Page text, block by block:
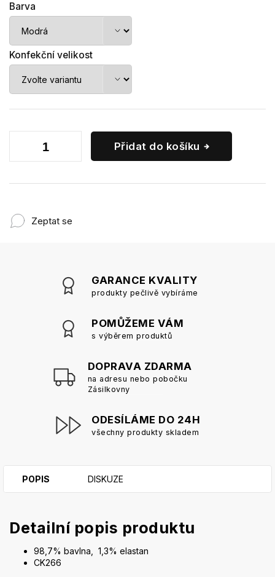
Barva
Konfekční velikost
Přidat do košíku
Zeptat se
GARANCE KVALITY
produkty pečlivě vybíráme
POMŮŽEME VÁM
s výběrem produktů
DOPRAVA ZDARMA
na adresu nebo pobočku
Zásilkovny
ODESÍLÁME DO 24H
všechny produkty skladem
POPIS DISKUZE
Detailní popis produktu
98,7% bavlna, 1,3% elastan
CK266